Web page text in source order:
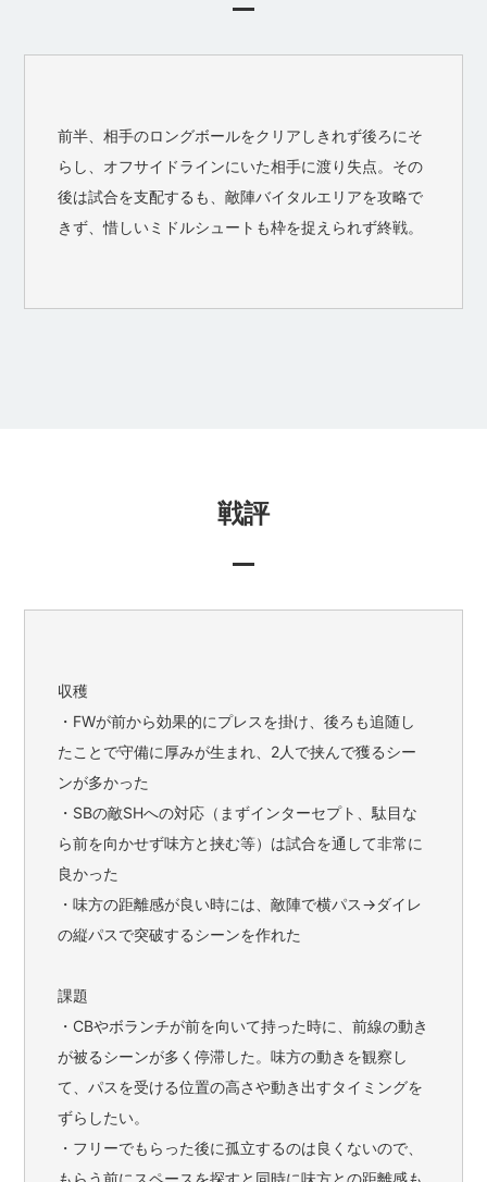
前半、相手のロングボールをクリアしきれず後ろにそ
らし、オフサイドラインにいた相手に渡り失点。その
後は試合を支配するも、敵陣バイタルエリアを攻略で
きず、惜しいミドルシュートも枠を捉えられず終戦。
戦評
収穫
・FWが前から効果的にプレスを掛け、後ろも追随し
たことで守備に厚みが生まれ、2人で挟んで獲るシー
ンが多かった
・SBの敵SHへの対応（まずインターセプト、駄目な
ら前を向かせず味方と挟む等）は試合を通して非常に
良かった
・味方の距離感が良い時には、敵陣で横パス→ダイレ
の縦パスで突破するシーンを作れた
課題
・CBやボランチが前を向いて持った時に、前線の動き
が被るシーンが多く停滞した。味方の動きを観察し
て、パスを受ける位置の高さや動き出すタイミングを
ずらしたい。
・フリーでもらった後に孤立するのは良くないので、
もらう前にスペースを探すと同時に味方との距離感も